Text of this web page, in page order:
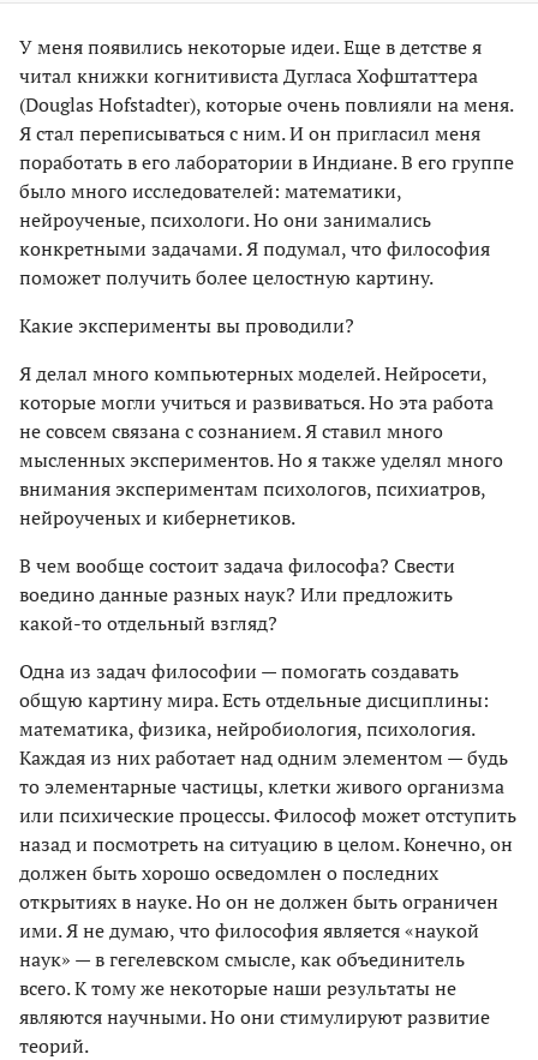
У меня появились некоторые идеи. Еще в детстве я
читал книжки когнитивиста Дугласа Хофштаттера
(Douglas Hofstadter), которые очень повлияли на меня.
Я стал переписываться с ним. И он пригласил меня
поработать в его лаборатории в Индиане. В его группе
было много исследователей: математики,
нейроученые, психологи. Но они занимались
конкретными задачами. Я подумал, что философия
поможет получить более целостную картину.
Какие эксперименты вы проводили?
Я делал много компьютерных моделей. Нейросети,
которые могли учиться и развиваться. Но эта работа
не совсем связана с сознанием. Я ставил много
мысленных экспериментов. Но я также уделял много
внимания экспериментам психологов, психиатров,
нейроученых и кибернетиков.
В чем вообще состоит задача философа? Свести
воедино данные разных наук? Или предложить
какой-то отдельный взгляд?
Одна из задач философии — помогать создавать
общую картину мира. Есть отдельные дисциплины:
математика, физика, нейробиология, психология.
Каждая из них работает над одним элементом — будь
то элементарные частицы, клетки живого организма
или психические процессы. Философ может отступить
назад и посмотреть на ситуацию в целом. Конечно, он
должен быть хорошо осведомлен о последних
открытиях в науке. Но он не должен быть ограничен
ими. Я не думаю, что философия является «наукой
наук» — в гегелевском смысле, как объединитель
всего. К тому же некоторые наши результаты не
являются научными. Но они стимулируют развитие
теорий.